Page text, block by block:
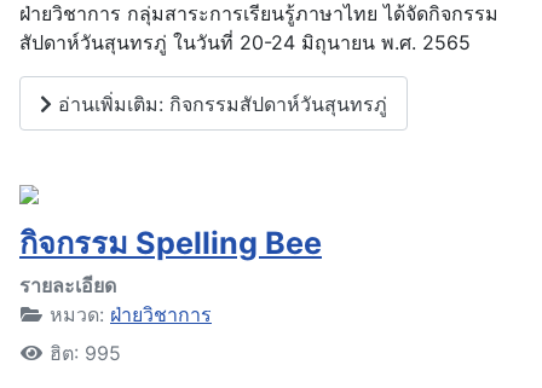
ฝ่ายวิชาการ กลุ่มสาระการเรียนรู้ภาษาไทย ได้จัดกิจกรรม
สัปดาห์วันสุนทรภู่ ในวันที่ 20-24 มิถุนายน พ.ศ. 2565
อ่านเพิ่มเติม: กิจกรรมสัปดาห์วันสุนทรภู่
กิจกรรม Spelling Bee
รายละเอียด
หมวด: ฝ่ายวิชาการ
ฮิต: 995